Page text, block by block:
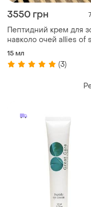
3550 грн
Пептидний крем для
навколо очей allies of
peptides & omegas
eye cream
15 мл
(3)